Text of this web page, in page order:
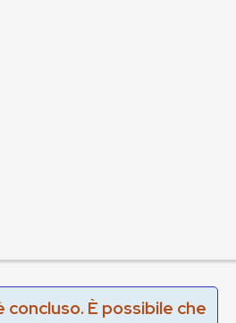
È possibile che